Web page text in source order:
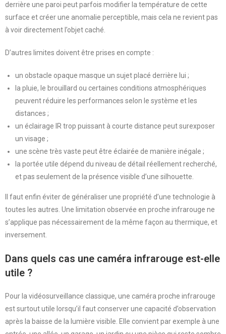
derrière une paroi peut parfois modifier la température de cette
surface et créer une anomalie perceptible, mais cela ne revient pas
à voir directement l’objet caché.
D’autres limites doivent être prises en compte :
un obstacle opaque masque un sujet placé derrière lui ;
la pluie, le brouillard ou certaines conditions atmosphériques
peuvent réduire les performances selon le système et les
distances ;
un éclairage IR trop puissant à courte distance peut surexposer
un visage ;
une scène très vaste peut être éclairée de manière inégale ;
la portée utile dépend du niveau de détail réellement recherché,
et pas seulement de la présence visible d’une silhouette.
Il faut enfin éviter de généraliser une propriété d’une technologie à
toutes les autres. Une limitation observée en proche infrarouge ne
s’applique pas nécessairement de la même façon au thermique, et
inversement.
Dans quels cas une caméra infrarouge est-elle
utile ?
Pour la vidéosurveillance classique, une caméra proche infrarouge
est surtout utile lorsqu’il faut conserver une capacité d’observation
après la baisse de la lumière visible. Elle convient par exemple à une